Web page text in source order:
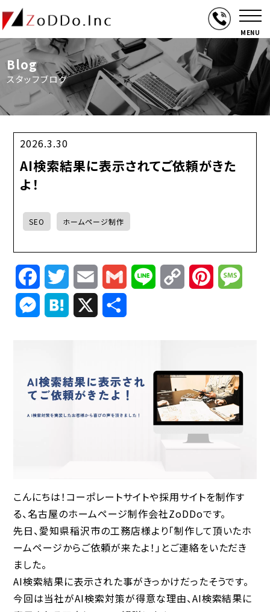
MENU
Blog
スタッフブログ
2026.3.30
AI検索結果に表示されてご依頼がきた
よ！
SEO ホームページ制作
FacebookTwitterEmail Gmail Line
Copy
Link
Pinterest
Messenger
Hatena
こんにちは！コーポレートサイトや採用サイトを制作す
る、名古屋のホームページ制作会社ZoDDoです。
先日、愛知県稲沢市の工務店様より「制作して頂いたホ
ームページからご依頼が来たよ！」とご連絡をいただき
ました。
AI検索結果に表示された事がきっかけだったそうです。
今回は当社がAI検索対策が得意な理由、AI検索結果に